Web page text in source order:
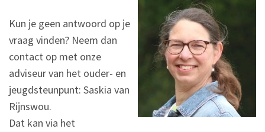
Kun je geen antwoord op je
vraag vinden? Neem dan
contact op met onze
adviseur van het ouder- en
jeugdsteunpunt: Saskia van
Rijnswou.
Dat kan via het